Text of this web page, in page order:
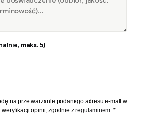
maks. 5)
na przetwarzanie podanego adresu e-mail w
weryfikacji opinii, zgodnie z regulaminem. *